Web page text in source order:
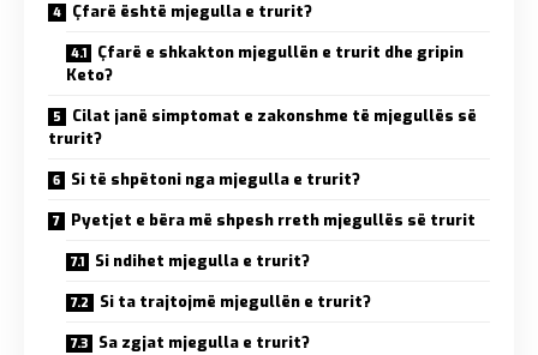
Çfarë është mjegulla e trurit?
Çfarë e shkakton mjegullën e trurit dhe gripin
Keto?
Cilat janë simptomat e zakonshme të mjegullës së
trurit?
Si të shpëtoni nga mjegulla e trurit?
Pyetjet e bëra më shpesh rreth mjegullës së trurit
Si ndihet mjegulla e trurit?
Si ta trajtojmë mjegullën e trurit?
Sa zgjat mjegulla e trurit?